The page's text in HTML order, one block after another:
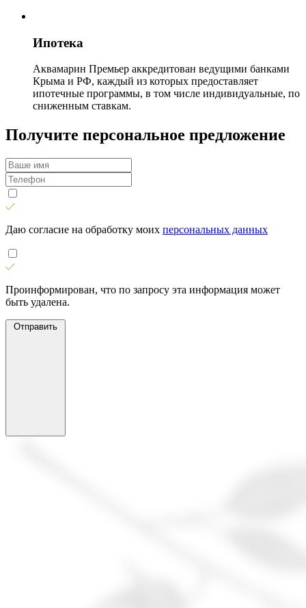
Ипотека
Аквамарин Премьер аккредитован ведущими банками
Крыма и РФ, каждый из которых предоставляет
ипотечные программы, в том числе индивидуальные, по
сниженным ставкам.
Получите персональное предложение
Даю согласие на обработку моих персональных данных
Проинформирован, что по запросу эта информация может
быть удалена.
Отправить